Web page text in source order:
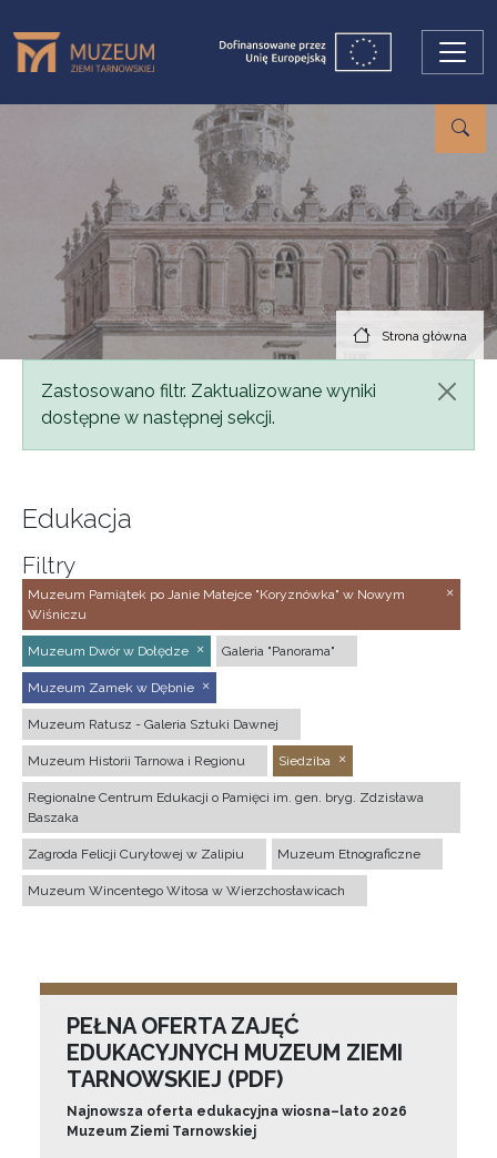
Strona główna
Komunikat
Zastosowano filtr. Zaktualizowane wyniki
dostępne w następnej sekcji.
Edukacja
Filtry
Muzeum Pamiątek po Janie Matejce "Koryznówka" w Nowym
Wiśniczu
Muzeum Dwór w Dołędze Galeria "Panorama"
Muzeum Zamek w Dębnie
Muzeum Ratusz - Galeria Sztuki Dawnej
Muzeum Historii Tarnowa i Regionu Siedziba
Regionalne Centrum Edukacji o Pamięci im. gen. bryg. Zdzisława
Baszaka
Zagroda Felicji Curyłowej w Zalipiu Muzeum Etnograficzne
Muzeum Wincentego Witosa w Wierzchosławicach
PEŁNA OFERTA ZAJĘĆ
EDUKACYJNYCH MUZEUM ZIEMI
TARNOWSKIEJ (PDF)
Najnowsza oferta edukacyjna wiosna–lato 2026
Muzeum Ziemi Tarnowskiej